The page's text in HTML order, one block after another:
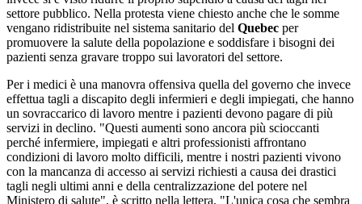
settore pubblico. Nella protesta viene chiesto anche che le somme
vengano ridistribuite nel sistema sanitario del Quebec per
promuovere la salute della popolazione e soddisfare i bisogni dei
pazienti senza gravare troppo sui lavoratori del settore.
Per i medici è una manovra offensiva quella del governo che invece
effettua tagli a discapito degli infermieri e degli impiegati, che hanno
un sovraccarico di lavoro mentre i pazienti devono pagare di più
servizi in declino. "Questi aumenti sono ancora più scioccanti
perché infermiere, impiegati e altri professionisti affrontano
condizioni di lavoro molto difficili, mentre i nostri pazienti vivono
con la mancanza di accesso ai servizi richiesti a causa dei drastici
tagli negli ultimi anni e della centralizzazione del potere nel
Ministero di salute", è scritto nella lettera. "L'unica cosa che sembra